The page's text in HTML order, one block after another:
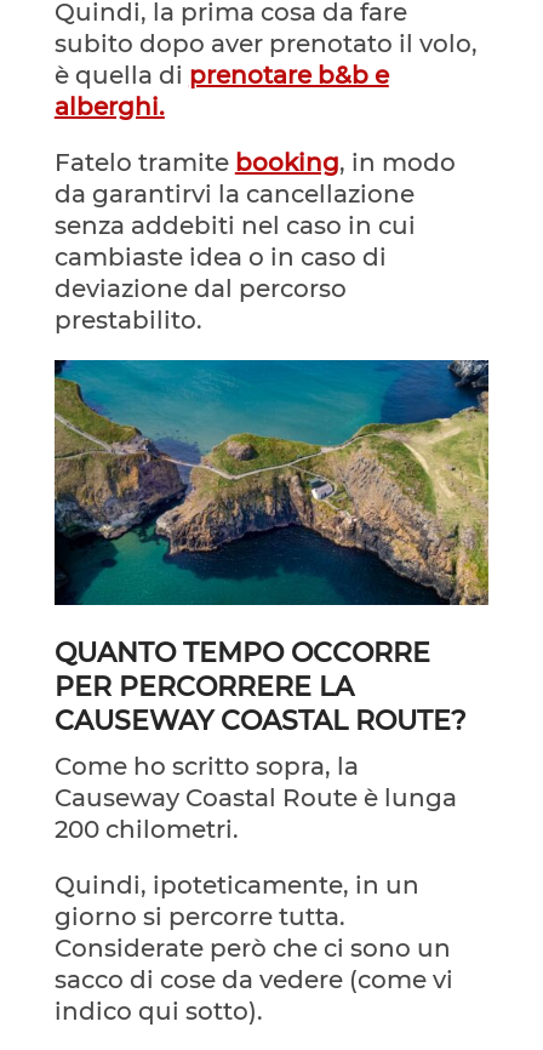
Quindi, la prima cosa da fare
subito dopo aver prenotato il volo,
è quella di prenotare b&b e
alberghi.
Fatelo tramite booking, in modo
da garantirvi la cancellazione
senza addebiti nel caso in cui
cambiaste idea o in caso di
deviazione dal percorso
prestabilito.
QUANTO TEMPO OCCORRE
PER PERCORRERE LA
CAUSEWAY COASTAL ROUTE?
Come ho scritto sopra, la
Causeway Coastal Route è lunga
200 chilometri.
Quindi, ipoteticamente, in un
giorno si percorre tutta.
Considerate però che ci sono un
sacco di cose da vedere (come vi
indico qui sotto).